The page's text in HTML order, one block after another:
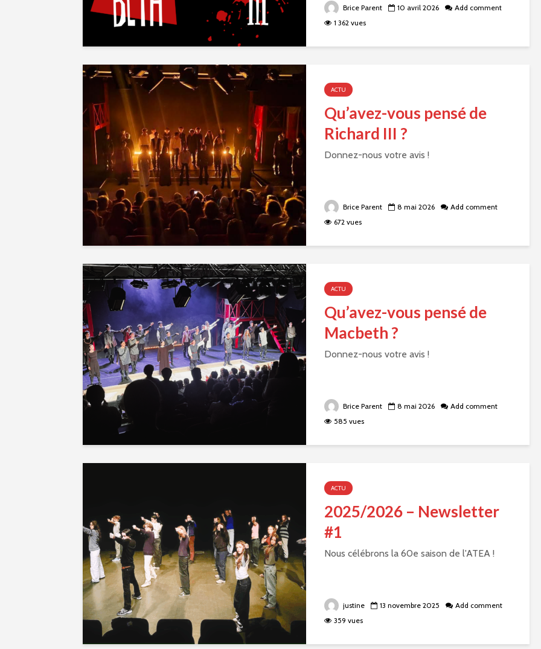
Brice Parent 10 avril 2026
Add comment
1 362 vues
ACTU
Qu’avez-vous pensé de
Richard III ?
Donnez-nous votre avis !
Brice Parent 8 mai 2026
Add comment
672 vues
ACTU
Qu’avez-vous pensé de
Macbeth ?
Donnez-nous votre avis !
Brice Parent 8 mai 2026
Add comment
585 vues
ACTU
2025/2026 – Newsletter
#1
Nous célébrons la 60e saison de l'ATEA !
justine 13 novembre 2025
Add comment
359 vues